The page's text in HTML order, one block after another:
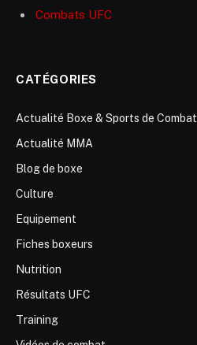
Combats UFC
CATÉGORIES
Actualité Boxe & Sports de Combat
Actualité MMA
Blog de boxe
Culture
Equipement
Fiches boxeurs
Nutrition
Résultats UFC
Training